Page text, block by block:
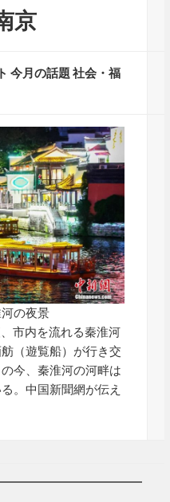
京
今月の話題 社会・福
の夜景
市内を流れる秦淮河
（遊覧船）が行き交
今、秦淮河の河畔は
。中国新聞網が伝え